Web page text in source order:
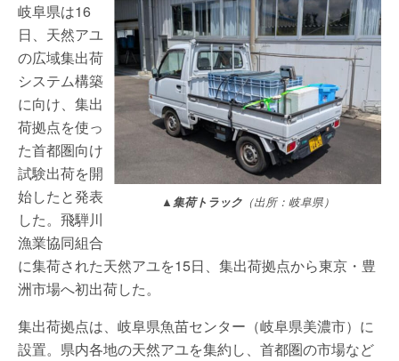
▲集荷トラック（出所：岐阜県）
岐阜県は16
日、天然アユ
の広域集出荷
システム構築
に向け、集出
荷拠点を使っ
た首都圏向け
試験出荷を開
始したと発表
した。飛騨川
漁業協同組合
に集荷された天然アユを15日、集出荷拠点から東京・豊
洲市場へ初出荷した。
集出荷拠点は、岐阜県魚苗センター（岐阜県美濃市）に
設置。県内各地の天然アユを集約し、首都圏の市場など